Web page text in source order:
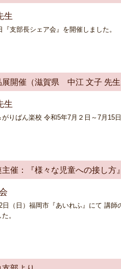
生
『支部長シェア会』を開催しました。
展開催（滋賀県 中江 文子 先生
生
りばん楽校 令和5年7月２日～7月15
催：『様々な児童への接し方
日（日）福岡市『あいれふ』にて 講
。